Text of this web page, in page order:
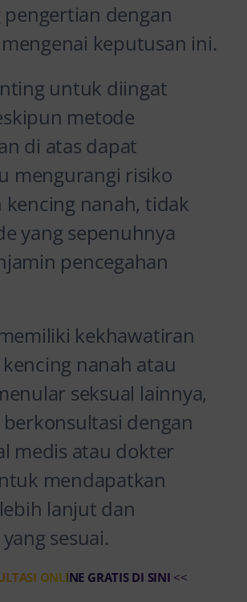
pengertian dengan
keputusan ini.
untuk diingat
metode
di atas dapat
mengurangi risiko
kencing nanah, tidak
yang sepenuhnya
pencegahan
kekhawatiran
nanah atau
seksual lainnya,
dengan
medis atau dokter
mendapatkan
lanjut dan
sesuai.
ONLINE GRATIS DI SINI <<